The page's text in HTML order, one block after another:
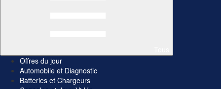
Offres du jour
Automobile et Diagnostic
Batteries et Chargeurs